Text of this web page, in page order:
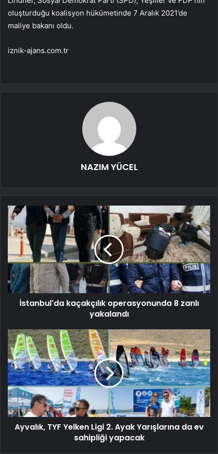
oluşturduğu koalisyon hükümetinde 7 Aralık 2021’de
maliye bakanı oldu.
iznik-ajans.com.tr
NAZIM YÜCEL
İstanbul'da kaçakçılık operasyonunda 8 zanlı
yakalandı
Ayvalık, TYF Yelken Ligi 2. Ayak Yarışlarına da ev
sahipliği yapacak